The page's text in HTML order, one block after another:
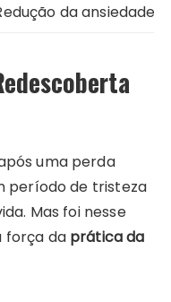
da ansiedade
uma perda
período de tristeza
Mas foi nesse
força da prática da